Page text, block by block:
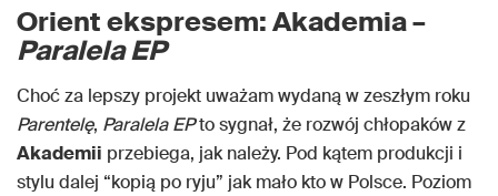
Orient ekspresem: Akademia –
Paralela EP
Choć za lepszy projekt uważam wydaną w zeszłym roku
Parentelę, Paralela EPto sygnał, że rozwój chłopaków z
Akademii przebiega, jak należy. Pod kątem produkcji i
stylu dalej “kopią po ryju” jak mało kto w Polsce. Poziom